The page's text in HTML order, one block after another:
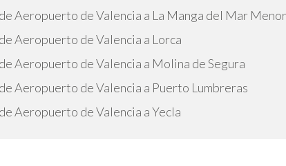
Aeropuerto de Valencia a La Manga del Mar Menor
Aeropuerto de Valencia a Lorca
Aeropuerto de Valencia a Molina de Segura
Aeropuerto de Valencia a Puerto Lumbreras
Aeropuerto de Valencia a Yecla